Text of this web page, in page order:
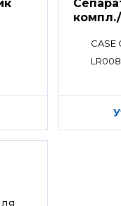
CASE